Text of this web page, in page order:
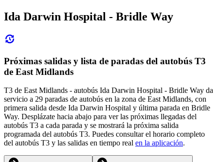
Ida Darwin Hospital - Bridle Way
Próximas salidas y lista de paradas del autobús T3
de East Midlands
T3 de East Midlands - autobús Ida Darwin Hospital - Bridle Way da
servicio a 29 paradas de autobús en la zona de East Midlands, con
primera salida desde Ida Darwin Hospital y última parada en Bridle
Way. Desplázate hacia abajo para ver las próximas llegadas del
autobús T3 a cada parada y se mostrará la próxima salida
programada del autobús T3. Puedes consultar el horario completo
del autobús T3 y las salidas en tiempo real en la aplicación.